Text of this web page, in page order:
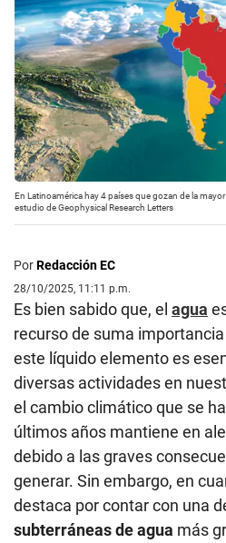
En Latinoamérica hay 4 países que gozan de la
estudio de Geophysical Research Letters
PorRedacción EC
28/10/2025, 11:11 p.m.
Es bien sabido que, el agua
recurso de suma
este líquido elemento es
diversas actividades en
el cambio climático que se
últimos años mantiene en
debido a las graves
generar. Sin embargo, en
destaca por contar con una
subterráneas de agua más